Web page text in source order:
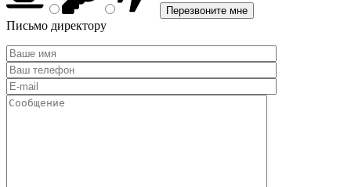
Письмо директору